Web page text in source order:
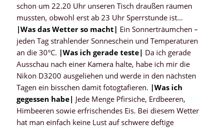
schon um 22.20 Uhr unseren Tisch draußen räumen
mussten, obwohl erst ab 23 Uhr Sperrstunde ist…
|Was das Wetter so macht| Ein Sonnerträumchen –
jeden Tag strahlender Sonneschein und Temperaturen
an die 30°C. |Was ich gerade teste| Da ich gerade
Ausschau nach einer Kamera halte, habe ich mir die
Nikon D3200 ausgeliehen und werde in den nächsten
Tagen ein bisschen damit fotogtafieren. |Was ich
gegessen habe| Jede Menge Pfirsiche, Erdbeeren,
Himbeeren sowie erfrischendes Eis. Bei diesem Wetter
hat man einfach keine Lust auf schwere deftige